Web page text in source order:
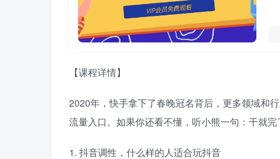
【课程详情】
2020年，快手拿下了春晚冠名背后，更多领域和
流量入口。如果你还看不懂，听小熊一句：干就完
1. 抖音调性，什么样的人适合玩抖音